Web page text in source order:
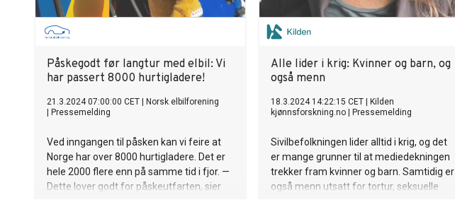
Påskegodt før langtur med elbil: Vi
har passert 8000 hurtigladere!
21.3.2024 07:00:00 CET
Norsk elbilforening
Pressemelding
Ved inngangen til påsken kan vi feire at
Norge har over 8000 hurtigladere. Det er
hele 2000 flere enn på samme tid i fjor. —
Dette lover godt for påskeutfarten, sier
Alle lider i krig: Kvinner og barn, og
også menn
18.3.2024 14:22:15 CET
Kilden
kjønnsforskning.no
Pressemelding
Sivilbefolkningen lider alltid i krig, og det
er mange grunner til at mediedekningen
trekker fram kvinner og barn. Samtidig er
også menn utsatt for tortur, seksuelle